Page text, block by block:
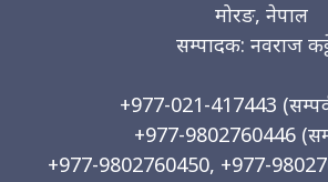
मोरङ, नेपाल
सम्पादक: नवराज
+977-021-417443
+977-9802760446
+977-9802760450, +977-